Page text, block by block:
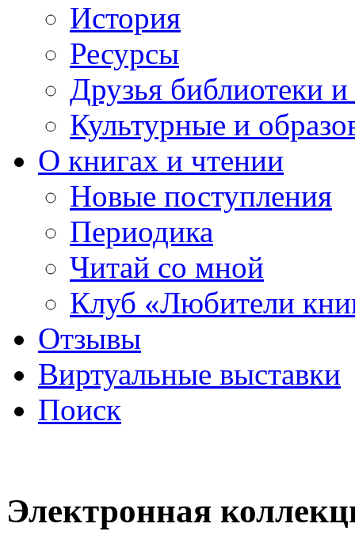
История
Ресурсы
Друзья библиотеки
Культурные и
О книгах и чтении
Новые поступления
Периодика
Читай со мной
Клуб «Любители
Отзывы
Виртуальные выставки
Поиск
Электронная